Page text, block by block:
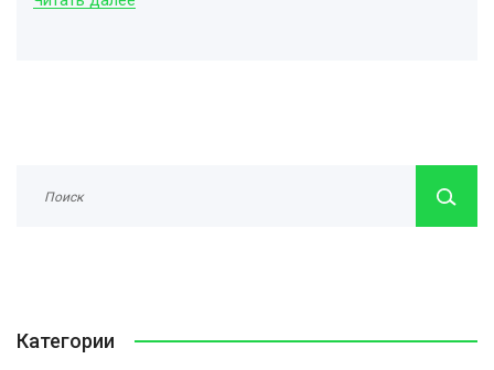
Категории